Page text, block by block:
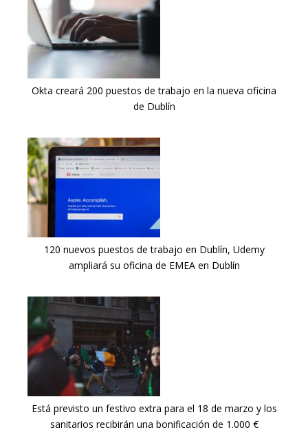
Okta creará 200 puestos de trabajo en la nueva oficina
de Dublín
120 nuevos puestos de trabajo en Dublín, Udemy
ampliará su oficina de EMEA en Dublín
Está previsto un festivo extra para el 18 de marzo y los
sanitarios recibirán una bonificación de 1.000 €